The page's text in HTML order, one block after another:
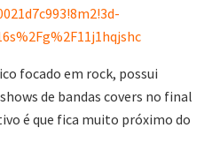
focado em rock, possui
de bandas covers no final
é que fica muito próximo do